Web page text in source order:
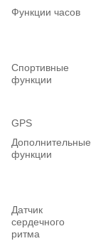
Функции часов
Спортивные
функции
GPS
Дополнительные
функции
Датчик
сердечного
ритма